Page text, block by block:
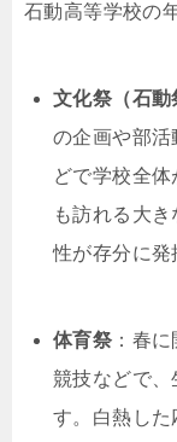
石動高等学校の
文化祭（石動
の企画や部活
どで学校全
も訪れる大
性が存分に発
体育祭 ：春
競技などで、
す。白熱した